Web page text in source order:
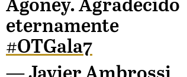
Agoney. Agradecido
eternamente
#OTGala7